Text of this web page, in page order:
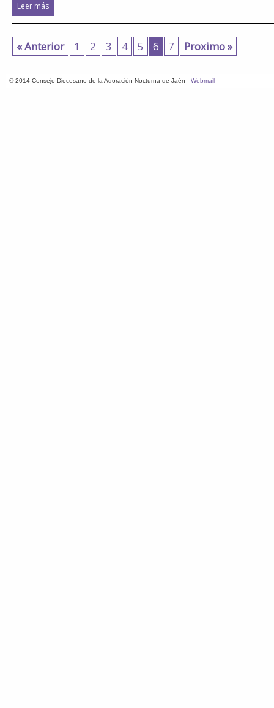
Leer más
« Anterior 1 2 3 4 5 6 7 Proximo »
© 2014 Consejo Diocesano de la Adoración Nocturna de Jaén - Webmail